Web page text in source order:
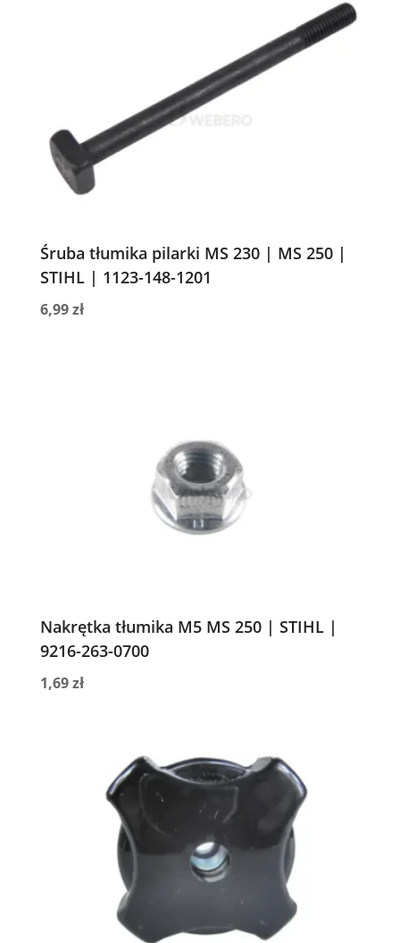
Śruba tłumika pilarki MS 230 | MS 250 |
STIHL | 1123-148-1201
6,99zł
Nakrętka tłumika M5 MS 250 | STIHL |
9216-263-0700
1,69zł